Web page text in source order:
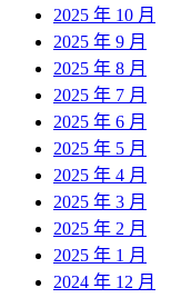
2025 年 10 月
2025 年 9 月
2025 年 8 月
2025 年 7 月
2025 年 6 月
2025 年 5 月
2025 年 4 月
2025 年 3 月
2025 年 2 月
2025 年 1 月
2024 年 12 月